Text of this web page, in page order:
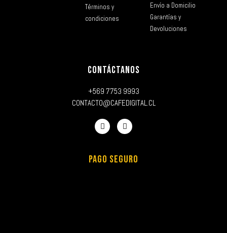
Términos y
condiciones
Envío a Domicilio
Garantías y
Devoluciones
CONTÁCTANOS
+569 7753 9993
CONTACTO@CAFEDIGITAL.CL
PAGO SEGURO